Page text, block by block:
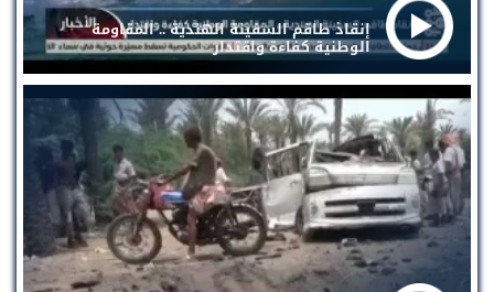
إنقاذ طاقم السفينة الهندية .. المقاومة
الوطنية كفاءة واقتدار